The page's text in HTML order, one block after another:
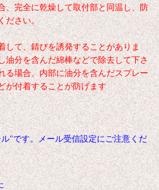
、完全に乾燥して取付部と同温し、防
ださい。
て、錆びを誘発することがありま
油分を含んだ綿棒などで除去して下さ
る場合、内部に油分を含んだスプレー
が付着することが防げます
"です。メール受信設定にご注意くだ